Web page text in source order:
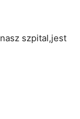
szpital,jest